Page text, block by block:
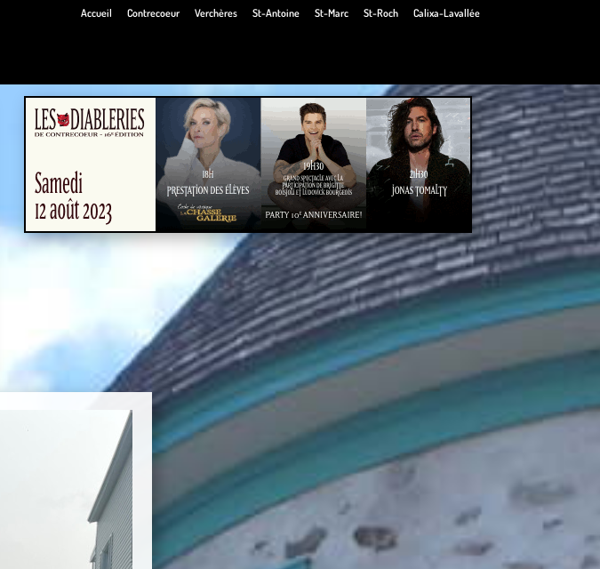
Accueil Contrecoeur Verchères St-Antoine St-Marc St-Roch Calixa-Lavallée